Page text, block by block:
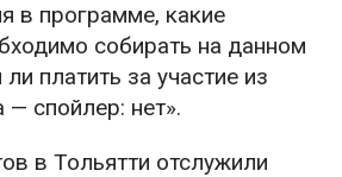
в программе, какие
собирать на данном
ли платить за участие из
— спойлер: нет».
в Тольятти отслужили